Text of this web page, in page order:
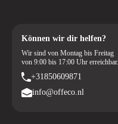
Können wir dir helfen?
Wir sind von Montag bis Freitag
von 9:00 bis 17:00 Uhr erreichbar.
+31850609871
info@offeco.nl